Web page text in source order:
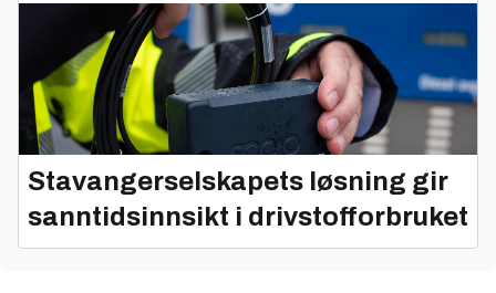
Stavangerselskapets løsning gir
sanntidsinnsikt i drivstofforbruket